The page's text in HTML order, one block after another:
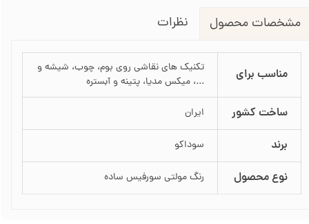
مشخصات محصول نظرات
مناسب برای
تکنیک های نقاشی روی بوم، چوب، شیشه و
...، میکس مدیا، پتینه و آبستره
ساخت کشور ایران
برند سوداکو
نوع محصول رنگ مولتی سورفیس ساده